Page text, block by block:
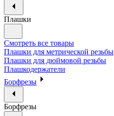
Плашки
Смотреть все товары
Плашки для метрической резьбы
Плашки для дюймовой резьбы
Плашкодержатели
Борфрезы
Борфрезы